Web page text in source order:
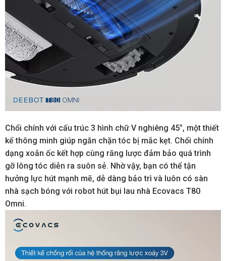
Chổi chính với cấu trúc 3 hình chữ V nghiêng 45°, một thiết
kế thông minh giúp ngăn chặn tóc bị mắc kẹt. Chổi chính
dạng xoắn ốc kết hợp cùng răng lược đảm bảo quá trình
gỡ lông tóc diễn ra suôn sẻ. Nhờ vậy, bạn có thể tận
hưởng lực hút mạnh mẽ, dễ dàng bảo trì và luôn có sàn
nhà sạch bóng với robot hút bụi lau nhà Ecovacs T80
Omni.